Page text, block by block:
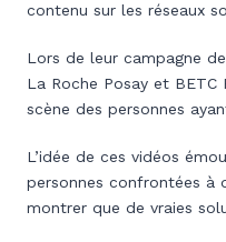
contenu sur les réseaux
Lors de leur campagne
La Roche Posay et
scène des personnes
L’idée de ces vidéos
personnes confrontées à
montrer que de vraies